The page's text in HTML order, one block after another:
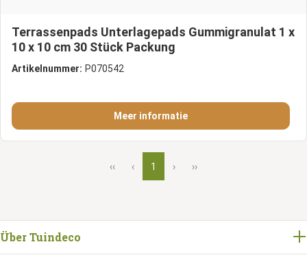
Terrassenpads Unterlagepads Gummigranulat 1 x
10 x 10 cm 30 Stück Packung
Artikelnummer: P070542
Meer informatie
‹‹ ‹ 1 › ››
Über Tuindeco